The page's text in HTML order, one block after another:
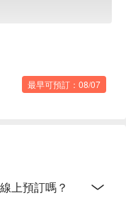
最早可預訂：08/07
上預訂嗎？